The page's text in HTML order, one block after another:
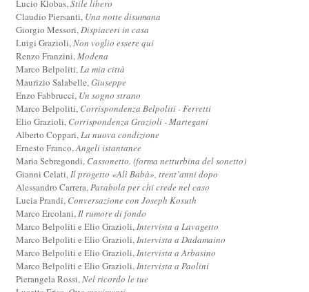
Lucio Klobas,Stile libero
Claudio Piersanti, Una notte disumana
Giorgio Messori,Dispiaceri in casa
Luigi Grazioli,Non voglio essere qui
Renzo Franzini,Modena
Marco Belpoliti,La mia città
Maurizio Salabelle,Giuseppe
Enzo Fabbrucci, Un sogno strano
Marco Belpoliti, Corrispondenza Belpoliti - Ferretti
Elio Grazioli, Corrispondenza Grazioli - Martegani
Alberto Coppari,La nuova condizione
Ernesto Franco,Angeli istantanee
Maria Sebregondi, Cassonetto. (forma netturbina del sonetto)
Gianni Celati,Il progetto «Alì Babà», trent’anni dopo
Alessandro Carrera,Parabola per chi crede nel caso
Lucia Prandi, Conversazione con Joseph Kosuth
Marco Ercolani,Il rumore di fondo
Marco Belpoliti e Elio Grazioli,Intervista a Lavagetto
Marco Belpoliti e Elio Grazioli,Intervista a Dadamaino
Marco Belpoliti e Elio Grazioli,Intervista a Arbasino
Marco Belpoliti e Elio Grazioli,Intervista a Paolini
Pierangela Rossi,Nel ricordo le tue